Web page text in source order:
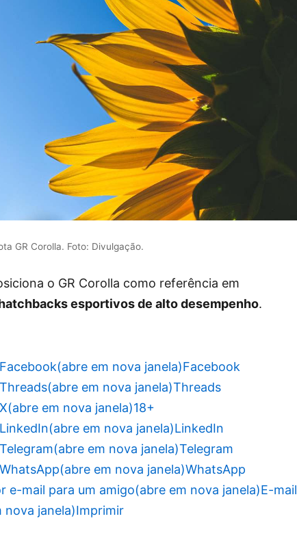
GR Corolla. Foto: Divulgação.
o GR Corolla como referência em
esportivos de alto desempenho.
em nova janela)Facebook
em nova janela)Threads
em nova janela)18+
em nova janela)LinkedIn
em nova janela)Telegram
em nova janela)WhatsApp
e-mail para um amigo(abre em nova janela)E-mail
nova janela)Imprimir